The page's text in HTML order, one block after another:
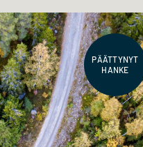
PÄÄTTYNYT
HANKE